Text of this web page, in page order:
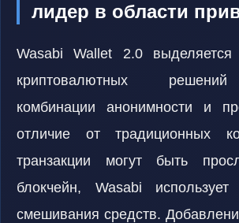
лидер в области
Wasabi Wallet 2.0 выделяется
криптовалютных
комбинации анонимности и
отличие от традиционных
транзакции могут быть
блокчейн, Wasabi
смешивания средств.